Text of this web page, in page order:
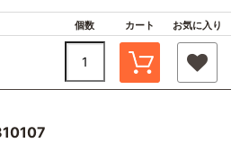
個数 カート お気に入り